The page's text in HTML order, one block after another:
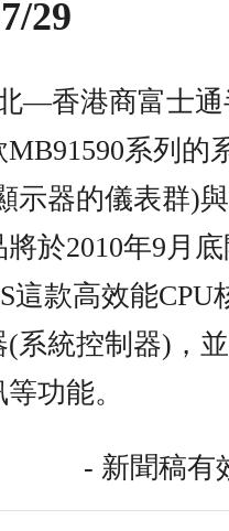
29
—香港商富士
系列的
示器的儀表群)
於2010年9月
這款高效能CPU
系統控制器)，
功能。
- 新聞稿有